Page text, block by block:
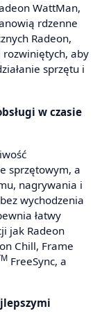
WattMan,
rdzenne
Radeon,
rozwiniętych, aby
sprzętu i
w czasie
sprzętowym, a
nagrywania i
wychodzenia
łatwy
jak Radeon
Chill, Frame
FreeSync, a